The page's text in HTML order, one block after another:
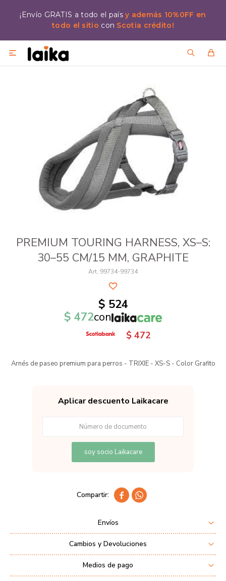
¡Envío GRATIS a todo el paísy además 10%0FF en
todo el sitio con Scotia crédito!

PREMIUM TOURING HARNESS, XS–S:
30–55 CM/15 MM, GRAPHITE
99734-99734
$ 524
$ 472con
$ 472
Arnés de paseo premium para perros - TRIXIE - XS-S - Color Grafito
Aplicar descuento Laikacare
soy socio Laikacare
 
Envíos
Cambios y Devoluciones
Medios de pago